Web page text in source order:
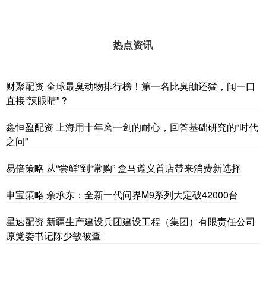
热点资讯
财聚配资 全球最臭动物排行榜！第一名比臭鼬还猛，闻一口
直接“辣眼睛”？
鑫恒盈配资 上海用十年磨一剑的耐心，回答基础研究的“时代
之问”
易倍策略 从“尝鲜”到“常购” 盒马遵义首店带来消费新选择
申宝策略 余承东：全新一代问界M9系列大定破42000台
星速配资 新疆生产建设兵团建设工程（集团）有限责任公司
原党委书记陈少敏被查